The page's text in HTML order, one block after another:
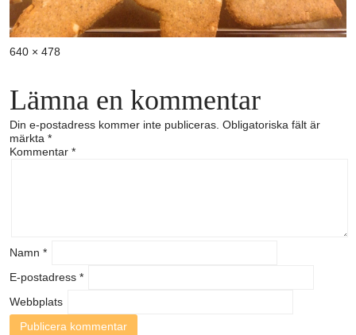
Full
640 × 478
Lämna en kommentar
Din e-postadress kommer inte publiceras. Obligatoriska fält är
märkta *
Kommentar *
Namn *
E-postadress *
Webbplats